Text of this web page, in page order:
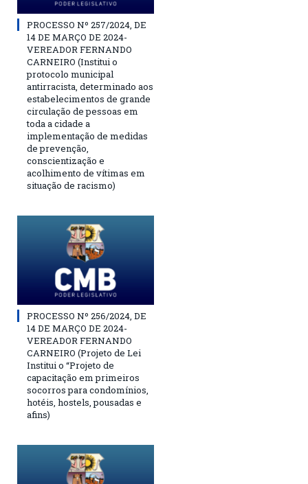
PROCESSO Nº 257/2024, DE
14 DE MARÇO DE 2024-
VEREADOR FERNANDO
CARNEIRO (Institui o
protocolo municipal
antirracista, determinado aos
estabelecimentos de grande
circulação de pessoas em
toda a cidade a
implementação de medidas
de prevenção,
conscientização e
acolhimento de vítimas em
situação de racismo)
PROCESSO Nº 256/2024, DE
14 DE MARÇO DE 2024-
VEREADOR FERNANDO
CARNEIRO (Projeto de Lei
Institui o “Projeto de
capacitação em primeiros
socorros para condomínios,
hotéis, hostels, pousadas e
afins)